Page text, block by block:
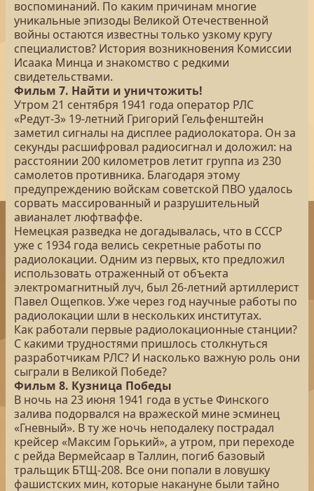
воспоминаний. По каким причинам многие
уникальные эпизоды Великой Отечественной
войны остаются известны только узкому кругу
специалистов? История возникновения Комиссии
Исаака Минца и знакомство с редкими
свидетельствами.
Фильм 7. Найти и уничтожить!
Утром 21 сентября 1941 года оператор РЛС
«Редут-3» 19-летний Григорий Гельфенштейн
заметил сигналы на дисплее радиолокатора. Он за
секунды расшифровал радиосигнал и доложил: на
расстоянии 200 километров летит группа из 230
самолетов противника. Благодаря этому
предупреждению войскам советской ПВО удалось
сорвать массированный и разрушительный
авианалет люфтваффе.
Немецкая разведка не догадывалась, что в СССР
уже с 1934 года велись секретные работы по
радиолокации. Одним из первых, кто предложил
использовать отраженный от объекта
электромагнитный луч, был 26-летний артиллерист
Павел Ощепков. Уже через год научные работы по
радиолокации шли в нескольких институтах.
Как работали первые радиолокационные станции?
С какими трудностями пришлось столкнуться
разработчикам РЛС? И насколько важную роль они
сыграли в Великой Победе?
Фильм 8. Кузница Победы
В ночь на 23 июня 1941 года в устье Финского
залива подорвался на вражеской мине эсминец
«Гневный». В ту же ночь неподалеку пострадал
крейсер «Максим Горький», а утром, при переходе
с рейда Вермейсаар в Таллин, погиб базовый
тральщик БТЩ-208. Все они попали в ловушку
фашистских мин, которые накануне были тайно